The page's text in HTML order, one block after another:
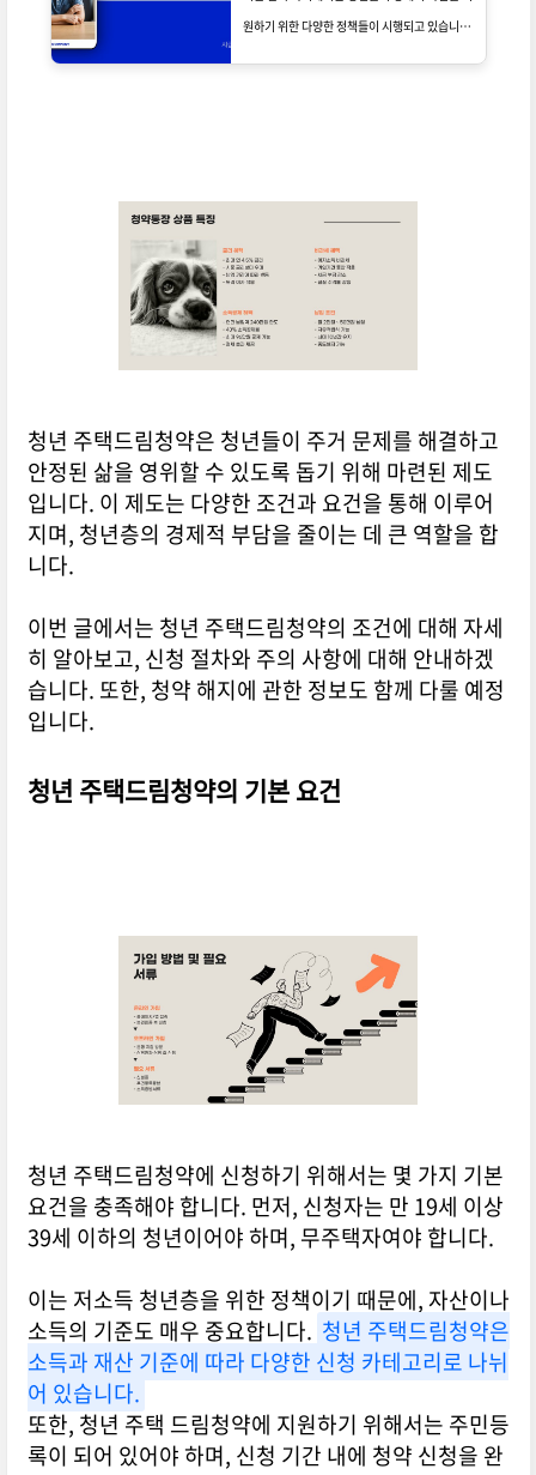
원하기 위한 다양한 정책들이 시행되고 있습니다.
히 알아보겠습니다.
청년 주택드림청약은 청년들이 주거 문제를 해결하고
안정된 삶을 영위할 수 있도록 돕기 위해 마련된 제도
입니다. 이 제도는 다양한 조건과 요건을 통해 이루어
지며, 청년층의 경제적 부담을 줄이는 데 큰 역할을 합
니다.
이번 글에서는 청년 주택드림청약의 조건에 대해 자세
히 알아보고, 신청 절차와 주의 사항에 대해 안내하겠
습니다. 또한, 청약 해지에 관한 정보도 함께 다룰 예정
입니다.
청년 주택드림청약의 기본 요건
청년 주택드림청약에 신청하기 위해서는 몇 가지 기본
요건을 충족해야 합니다. 먼저, 신청자는 만 19세 이상
39세 이하의 청년이어야 하며, 무주택자여야 합니다.
이는 저소득 청년층을 위한 정책이기 때문에, 자산이나
소득의 기준도 매우 중요합니다. 청년 주택드림청약은
소득과 재산 기준에 따라 다양한 신청 카테고리로 나뉘
어 있습니다.
또한, 청년 주택 드림청약에 지원하기 위해서는 주민등
록이 되어 있어야 하며, 신청 기간 내에 청약 신청을 완